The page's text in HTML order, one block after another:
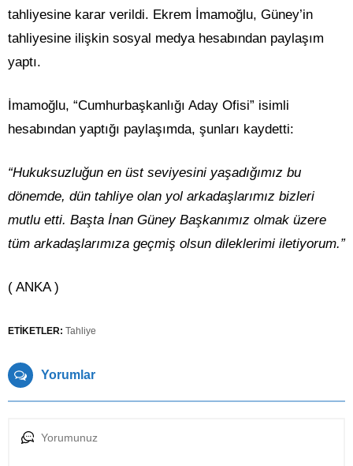
tahliyesine karar verildi. Ekrem İmamoğlu, Güney’in
tahliyesine ilişkin sosyal medya hesabından paylaşım
yaptı.
İmamoğlu, “Cumhurbaşkanlığı Aday Ofisi” isimli
hesabından yaptığı paylaşımda, şunları kaydetti:
“Hukuksuzluğun en üst seviyesini yaşadığımız bu
dönemde, dün tahliye olan yol arkadaşlarımız bizleri
mutlu etti. Başta İnan Güney Başkanımız olmak üzere
tüm arkadaşlarımıza geçmiş olsun dileklerimi iletiyorum.”
( ANKA )
ETİKETLER: Tahliye
Yorumlar